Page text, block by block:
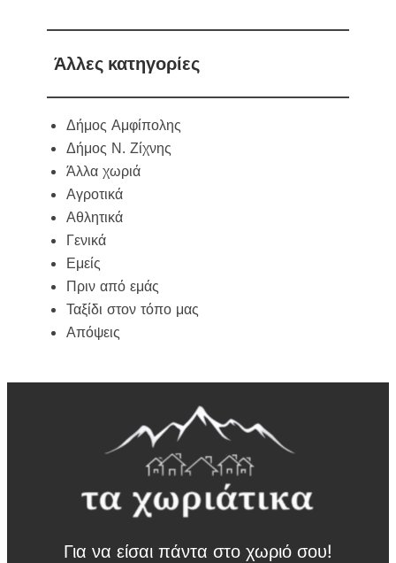
Άλλες κατηγορίες
Δήμος Αμφίπολης
Δήμος Ν. Ζίχνης
Άλλα χωριά
Αγροτικά
Αθλητικά
Γενικά
Εμείς
Πριν από εμάς
Ταξίδι στον τόπο μας
Απόψεις
Για να είσαι πάντα στο χωριό σου!